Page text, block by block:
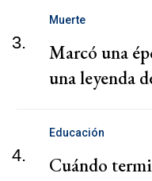
3.
Muerte
Marcó una
una leyenda
4.
Educación
Cuándo